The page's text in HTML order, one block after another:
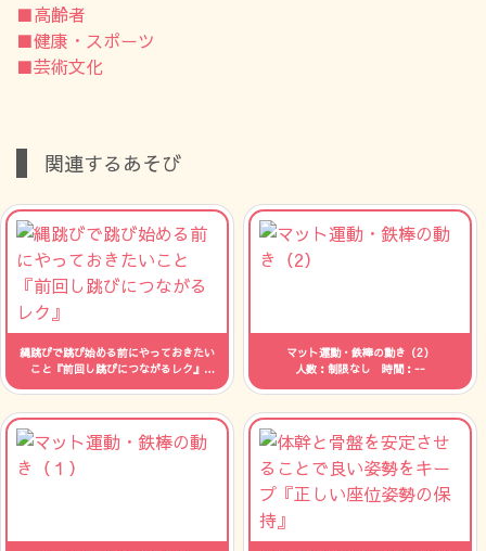
■高齢者
■健康・スポーツ
■芸術文化
関連するあそび
縄跳びで跳び始める前にやっておきたい
こと『前回し跳びにつながるレク』
マット運動・鉄棒の動き（2）
人数：制限なし 時間：--